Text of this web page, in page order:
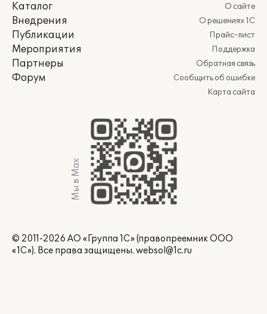
Каталог
Внедрения
Публикации
Мероприятия
Партнеры
Форум
О сайте
О решениях 1С
Прайс-лист
Поддержка
Обратная связь
Сообщить об ошибке
Карта сайта
Мы в Max
© 2011-2026 АО «Группа 1С» (правопреемник ООО
«1С»). Все права защищены. websol@1c.ru